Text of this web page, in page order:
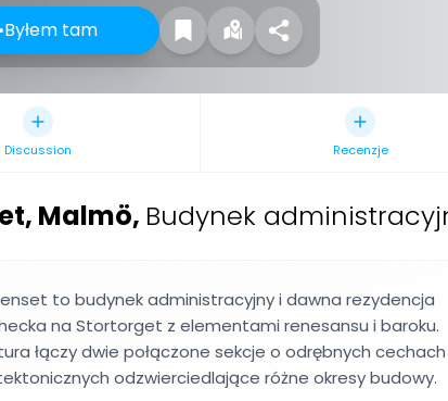
Byłem tam
Discussion Recenzje
Malmö, Budynek
to budynek administracyjny i dawna rezydencja
na Stortorget z elementami renesansu i baroku.
łączy dwie połączone sekcje o odrębnych cechach
odzwierciedlające różne okresy budowy.